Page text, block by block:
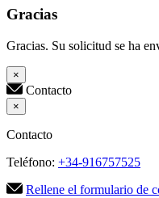
Gracias
Gracias. Su solicitud se ha
×
Contacto
×
Contacto
Teléfono: +34-916757525
Rellene el formulario de